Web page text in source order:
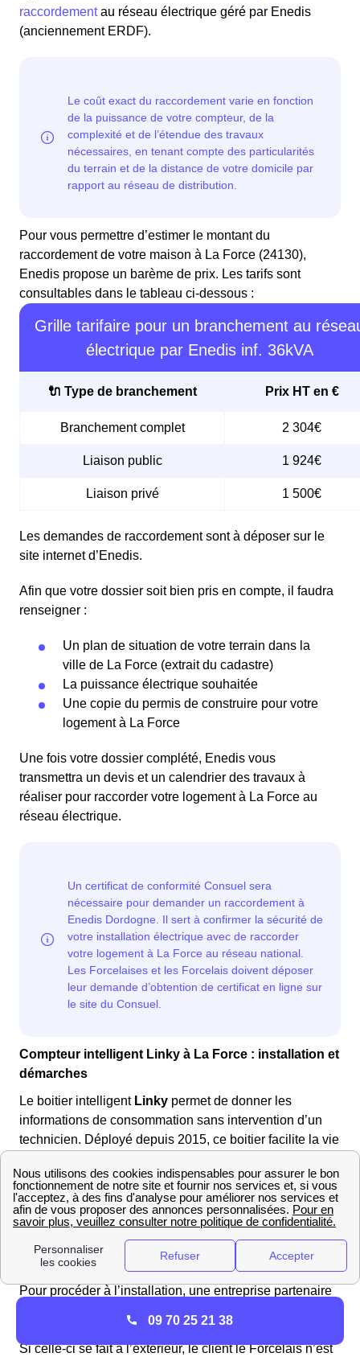
raccordementau réseau électrique géré par Enedis
(anciennement ERDF).
Pour vous permettre d’estimer le montant du
raccordement de votre maison à La Force (24130),
Enedis propose un barème de prix. Les tarifs sont
consultables dans le tableau ci-dessous :
Grille tarifaire pour un branchement au
électrique par Enedis inf. 36kVA
🔌 Type de branchement Prix HT en €
Branchement complet 2 304€
Liaison public 1 924€
Liaison privé 1 500€
Les demandes de raccordement sont à déposer sur le
site internet d’Enedis.
Afin que votre dossier soit bien pris en compte, il faudra
renseigner :
Un plan de situation de votre terrain dans la
ville de La Force (extrait du cadastre)
La puissance électrique souhaitée
Une copie du permis de construire pour votre
logement à La Force
Une fois votre dossier complété, Enedis vous
transmettra un devis et un calendrier des travaux à
réaliser pour raccorder votre logement à La Force au
réseau électrique.
Compteur intelligent Linky à La Force : installation et
démarches
Le boitier intelligent Linky permet de donner les
informations de consommation sans intervention d’un
technicien. Déployé depuis 2015, ce boitier facilite la vie
de La Force n’ayant pas encore ce boitier chez eux, il
est possible de contacter contacter Enedis au numéro
suivant :09.70.83.19.70. Il suffit ensuite de taper la
du lundi au vendredi de 08h00 à 17h00.
Pour procéder à l’installation, une entreprise partenaire
pour organiser l’installation gratuite du compteur
Si celle-ci se fait à l’extérieur, le client le Forcelais n’est
09 70 25 21 38